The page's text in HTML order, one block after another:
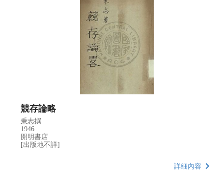
競存論略
秉志撰
1946
開明書店
[出版地不詳]
詳細內容